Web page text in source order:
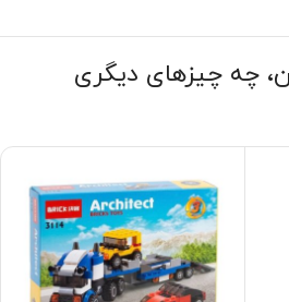
چه چیزهای دیگری